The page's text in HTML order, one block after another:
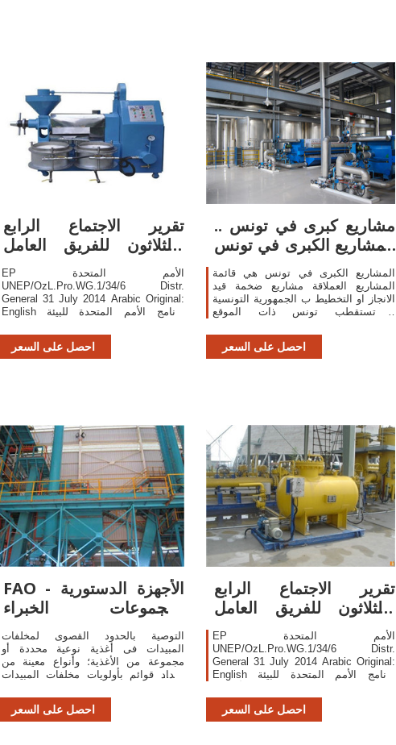
تقرير الاجتماع الرابع
والثلاثون للفريق العامل
المفتوح
EP الأمم المتحدة
UNEP/OzL.Pro.WG.1/34/6 Distr.
General 31 July 2014 Arabic Original:
English برنامج الأمم المتحدة للبيئة
في بروتوكول مونتريال بشأن المواد
المستنفدة لطبقة الأوزون
احصل على السعر
مشاريع كبرى في تونس ..
المشاريع الكبرى في تونس
.. بحوث وتقارير
المشاريع الكبرى في تونس هي قائمة
المشاريع العملاقة مشاريع ضخمة قيد
الانجاز او التخطيط ب الجمهورية التونسية
. تستقطب تونس ذات الموقع
عقود استثمارات هامة أغلبها خارجية
تشمل
احصل على السعر
FAO - الأجهزة الدستورية
ومجموعات الخبراء
بالمنظمة
التوصية بالحدود القصوى لمخلفات
المبيدات فى أغذية نوعية محددة أو
مجموعة من الأغذية؛ وأنواع معينة من
اعداد قوائم بأولويات مخلفات المبيدات
الدولية ...
احصل على السعر
تقرير الاجتماع الرابع
والثلاثون للفريق العامل
EP الأمم المتحدة
UNEP/OzL.Pro.WG.1/34/6 Distr.
General 31 July 2014 Arabic Original:
English برنامج الأمم المتحدة للبيئة
في بروتوكول مونتريال بشأن المواد
المستنفدة لطبقة الأوزون
احصل على السعر